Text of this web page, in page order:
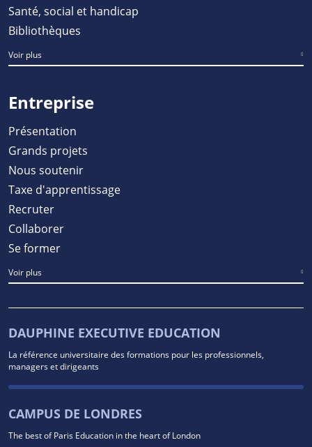
Santé, social et handicap
Bibliothèques
Voir plus
Entreprise
Présentation
Grands projets
Nous soutenir
Taxe d'apprentissage
Recruter
Collaborer
Se former
Voir plus
DAUPHINE EXECUTIVE EDUCATION
La référence universitaire des formations pour les professionnels,
managers et dirigeants
CAMPUS DE LONDRES
The best of Paris Education in the heart of London